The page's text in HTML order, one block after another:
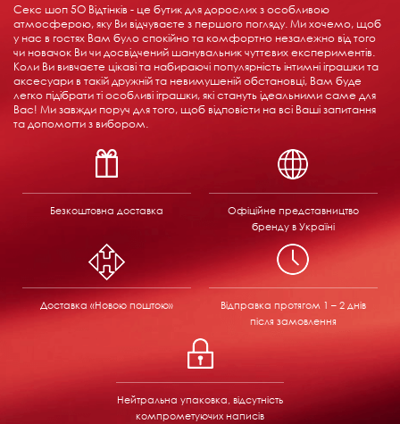
Секс шоп 5О Відтінків - це бутик для дорослих з особливою
атмосферою, яку Ви відчуваєте з першого погляду. Ми хочемо, щоб
у нас в гостях Вам було спокійно та комфортно незалежно від того
чи новачок Ви чи досвідчений шанувальник чуттєвих експериментів.
Коли Ви вивчаєте цікаві та набираючі популярність інтимні іграшки та
аксесуари в такій дружній та невимушеній обстановці, Вам буде
легко підібрати ті особливі іграшки, які стануть ідеальними саме для
Вас! Ми завжди поруч для того, щоб відповісти на всі Ваші запитання
та допомогти з вибором.
Безкоштовна доставка
Офіційне представництво
бренду в Україні
Доставка «Новою поштою» Відправка протягом 1 – 2 днів
після замовлення
Нейтральна упаковка, відсутність
компрометуючих написів